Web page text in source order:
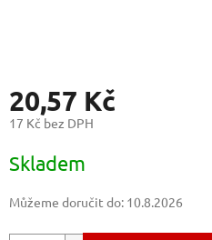
20,57 Kč
17 Kč bez DPH
cena:
Skladem
Můžeme doručit do: 10.8.2026